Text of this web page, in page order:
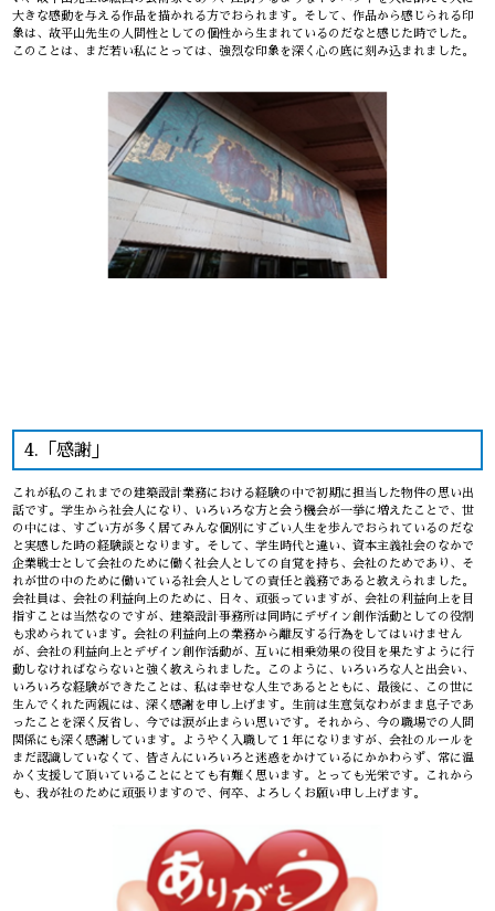
大きな感動を与える作品を描かれる方でおられます。そして、作品から感じられる印
象は、故平山先生の人間性としての個性から生まれているのだなと感じた時でした。
このことは、まだ若い私にとっては、強烈な印象を深く心の底に刻み込まれました。
4.「感謝」
これが私のこれまでの建築設計業務における経験の中で初期に担当した物件の思い出
話です。学生から社会人になり、いろいろな方と会う機会が一挙に増えたことで、世
の中には、すごい方が多く居てみんな個別にすごい人生を歩んでおられているのだな
と実感した時の経験談となります。そして、学生時代と違い、資本主義社会のなかで
企業戦士として会社のために働く社会人としての自覚を持ち、会社のためであり、そ
れが世の中のために働いている社会人としての責任と義務であると教えられました。
会社員は、会社の利益向上のために、日々、頑張っていますが、会社の利益向上を目
指すことは当然なのですが、建築設計事務所は同時にデザイン創作活動としての役割
も求められています。会社の利益向上の業務から離反する行為をしてはいけません
が、会社の利益向上とデザイン創作活動が、互いに相乗効果の役目を果たすように行
動しなければならないと強く教えられました。このように、いろいろな人と出会い、
いろいろな経験ができたことは、私は幸せな人生であるとともに、最後に、この世に
生んでくれた両親には、深く感謝を申し上げます。生前は生意気なわがまま息子であ
ったことを深く反省し、今では涙が止まらい思いです。それから、今の職場での人間
関係にも深く感謝しています。ようやく入職して１年になりますが、会社のルールを
まだ認識していなくて、皆さんにいろいろと迷惑をかけているにかかわらず、常に温
かく支援して頂いていることにとても有難く思います。とっても光栄です。これから
も、我が社のために頑張りますので、何卒、よろしくお願い申し上げます。